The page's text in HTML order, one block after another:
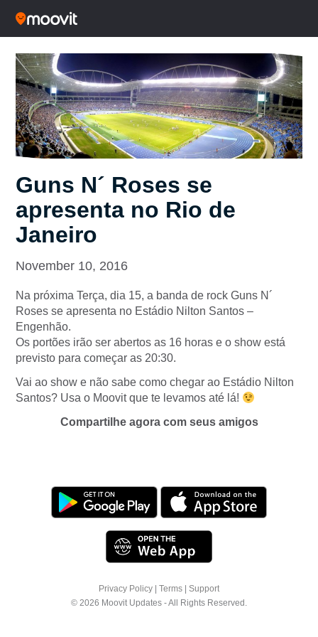
Guns N´ Roses se
apresenta no Rio de
Janeiro
November 10, 2016
Na próxima Terça, dia 15, a banda de rock Guns N´
Roses se apresenta no Estádio Nilton Santos –
Engenhão.
Os portões irão ser abertos as 16 horas e o show está
previsto para começar as 20:30.
Vai ao show e não sabe como chegar ao Estádio Nilton
Santos? Usa o Moovit que te levamos até lá!
Compartilhe agora com seus amigos
Privacy Policy Terms
Support
© 2026 Moovit Updates - All Rights Reserved.